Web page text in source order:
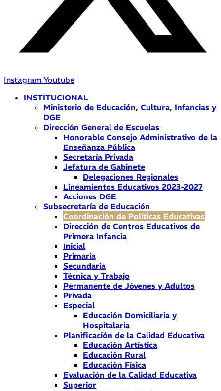
Instagram Youtube
INSTITUCIONAL
Ministerio de Educación, Cultura, Infancias y
DGE
Dirección General de Escuelas
Honorable Consejo Administrativo de la
Enseñanza Pública
Secretaría Privada
Jefatura de Gabinete
Delegaciones Regionales
Lineamientos Educativos 2023-2027
Acciones DGE
Subsecretaría de Educación
Coordinación de Políticas Educativas
Dirección de Centros Educativos de
Primera Infancia
Inicial
Primaria
Secundaria
Técnica y Trabajo
Permanente de Jóvenes y Adultos
Privada
Especial
Educación Domiciliaria y
Hospitalaria
Planificación de la Calidad Educativa
Educación Artística
Educación Rural
Educación Física
Evaluación de la Calidad Educativa
Superior